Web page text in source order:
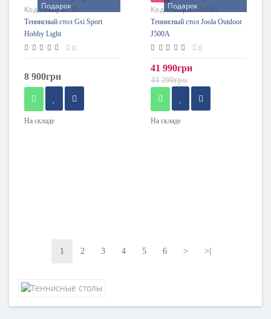
Подарок
Код товара:51
Теннисный стол Gsi Sport
Hobby Light
0
8 900грн
На складе
Подарок
Код товара:10483
Теннисный стол Joola Outdoor
J500A
0
41 990грн
44 200грн
На складе
1 2 3 4 5 6 > >|